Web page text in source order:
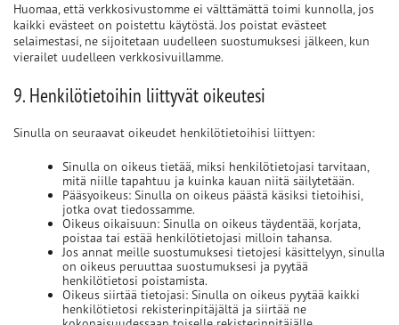
Huomaa, että verkkosivustomme ei välttämättä toimi kunnolla, jos
kaikki evästeet on poistettu käytöstä. Jos poistat evästeet
selaimestasi, ne sijoitetaan uudelleen suostumuksesi jälkeen, kun
vierailet uudelleen verkkosivuillamme.
9. Henkilötietoihin liittyvät oikeutesi
Sinulla on seuraavat oikeudet henkilötietoihisi liittyen:
Sinulla on oikeus tietää, miksi henkilötietojasi tarvitaan,
mitä niille tapahtuu ja kuinka kauan niitä säilytetään.
Pääsyoikeus: Sinulla on oikeus päästä käsiksi tietoihisi,
jotka ovat tiedossamme.
Oikeus oikaisuun: Sinulla on oikeus täydentää, korjata,
poistaa tai estää henkilötietojasi milloin tahansa.
Jos annat meille suostumuksesi tietojesi käsittelyyn, sinulla
on oikeus peruuttaa suostumuksesi ja pyytää
henkilötietosi poistamista.
Oikeus siirtää tietojasi: Sinulla on oikeus pyytää kaikki
henkilötietosi rekisterinpitäjältä ja siirtää ne